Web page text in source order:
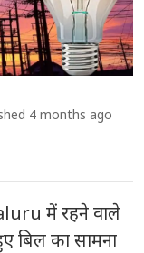
4 months ago
में रहने वाले
बिल का सामना